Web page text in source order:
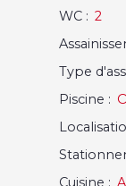
WC : 2
Type
Piscine :
Cuisine :